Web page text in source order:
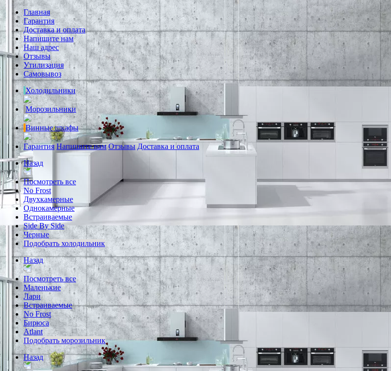
Главная
Гарантия
Доставка и оплата
Напишите нам
Наш адрес
Отзывы
Утилизация
Самовывоз
Холодильники
Морозильники
Винные шкафы
Гарантия Напишите нам Отзывы Доставка и оплата
Назад
Посмотреть все
No Frost
Двухкамерные
Однокамерные
Встраиваемые
Side By Side
Черные
Подобрать холодильник
Назад
Посмотреть все
Маленькие
Лари
Встраиваемые
No Frost
Бирюса
Atlant
Подобрать морозильник
Назад